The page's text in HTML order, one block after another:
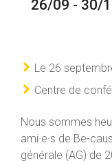
26/09 - 30/
Le 26
Centre de
Nous sommes
ami·e·s de Be-
générale (AG) de